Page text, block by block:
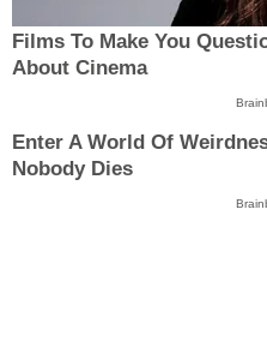
Films To Make You
About Cinema
Enter A World Of
Nobody Dies